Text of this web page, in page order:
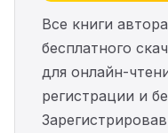
Все книги
бесплатного
для онлайн-
регистрации и